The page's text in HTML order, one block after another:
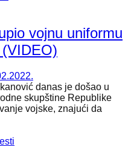
vojnu uniformu
danas je došao u
skupštine Republike
vojske, znajući da